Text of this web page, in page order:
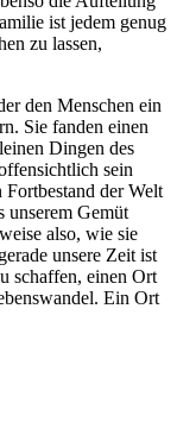
ist jedem genug
zu lassen,
den Menschen ein
Sie fanden einen
Dingen des
sein
der Welt
unserem Gemüt
also, wie sie
unsere Zeit ist
schaffen, einen Ort
Ein Ort